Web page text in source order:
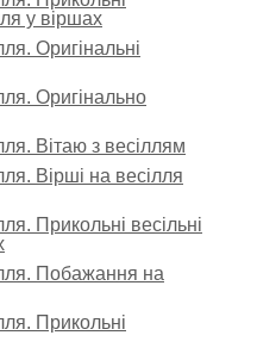
у віршах
Оригінальні
Оригінально
Вітаю з весіллям
Вірші на весілля
Прикольні весільні
Побажання на
Прикольні